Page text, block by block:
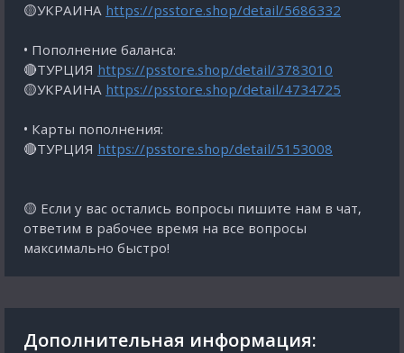
🟡УКРАИНА https://psstore.shop/detail/5686332
• Пополнение баланса:
🔴ТУРЦИЯ https://psstore.shop/detail/3783010
🟡УКРАИНА https://psstore.shop/detail/4734725
• Карты пополнения:
🔴ТУРЦИЯ https://psstore.shop/detail/5153008
🟡 Если у вас остались вопросы пишите нам в чат,
ответим в рабочее время на все вопросы
максимально быстро!
Дополнительная информация: